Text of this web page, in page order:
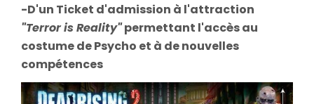
-D'un Ticket d'admission à l'attraction
"Terror is Reality"permettant l'accès au
costume de Psycho et à de nouvelles
compétences